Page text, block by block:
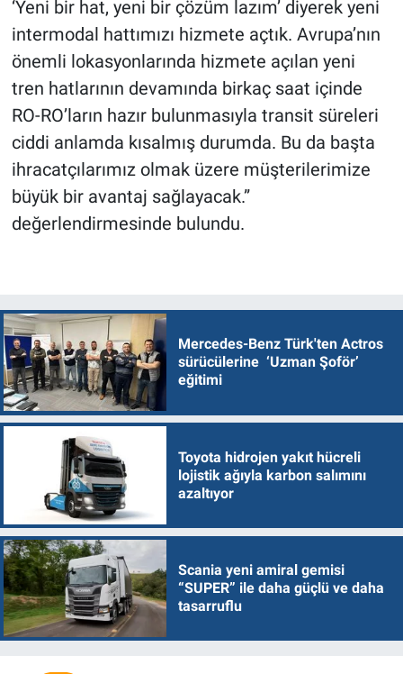
‘Yeni bir hat, yeni bir çözüm lazım’ diyerek yeni
intermodal hattımızı hizmete açtık. Avrupa’nın
önemli lokasyonlarında hizmete açılan yeni
tren hatlarının devamında birkaç saat içinde
RO-RO’ların hazır bulunmasıyla transit süreleri
ciddi anlamda kısalmış durumda. Bu da başta
ihracatçılarımız olmak üzere müşterilerimize
büyük bir avantaj sağlayacak.”
değerlendirmesinde bulundu.
Mercedes-Benz Türk'ten Actros
sürücülerine ‘Uzman Şoför’
eğitimi
Toyota hidrojen yakıt hücreli
lojistik ağıyla karbon salımını
azaltıyor
Scania yeni amiral gemisi
“SUPER” ile daha güçlü ve daha
tasarruflu